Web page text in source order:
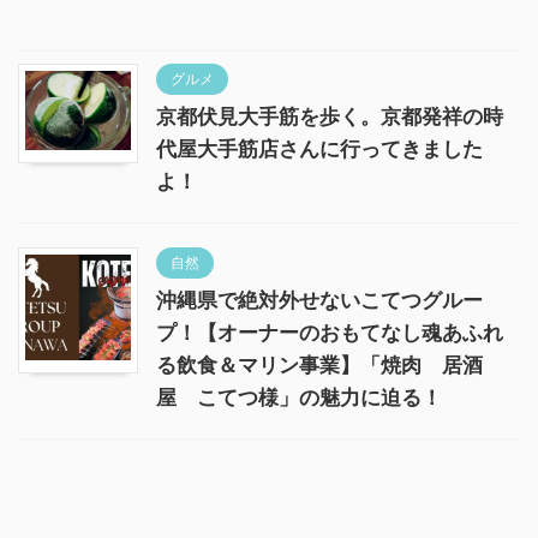
グルメ
京都伏見大手筋を歩く。京都発祥の時
代屋大手筋店さんに行ってきました
よ！
自然
沖縄県で絶対外せないこてつグルー
プ！【オーナーのおもてなし魂あふれ
る飲食＆マリン事業】「焼肉 居酒
屋 こてつ様」の魅力に迫る！